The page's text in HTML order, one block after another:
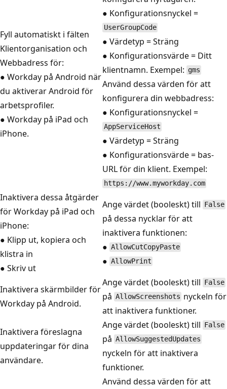
Fyll automatiskt i fälten
Klientorganisation och
Webbadress för:
● Workday på Android när
du aktiverar Android för
arbetsprofiler.
● Workday på iPad och
iPhone.
● Konfigurationsnyckel =
UserGroupCode
● Värdetyp = Sträng
● Konfigurationsvärde = Ditt
klientnamn. Exempel: gms
Använd dessa värden för att
konfigurera din webbadress:
● Konfigurationsnyckel =
AppServiceHost
● Värdetyp = Sträng
● Konfigurationsvärde = bas-
URL för din klient. Exempel:
https://www.myworkday.com
Inaktivera dessa åtgärder
för Workday på iPad och
iPhone:
● Klipp ut, kopiera och
klistra in
● Skriv ut
Ange värdet (booleskt) till False
på dessa nycklar för att
inaktivera funktionen:
● AllowCutCopyPaste
● AllowPrint
Inaktivera skärmbilder för
Workday på Android.
Ange värdet (booleskt) till False
på AllowScreenshots nyckeln för
att inaktivera funktioner.
Inaktivera föreslagna
uppdateringar för dina
användare.
Ange värdet (booleskt) till False
på AllowSuggestedUpdates
nyckeln för att inaktivera
funktioner.
Använd dessa värden för att